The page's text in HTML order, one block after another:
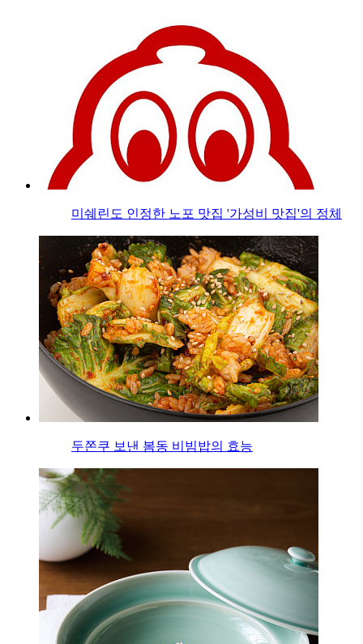
미쉐린도 인정한 노포 맛집 '가성비 맛집'의 정체
두쫀쿠 보낸 봄동 비빔밥의 효능